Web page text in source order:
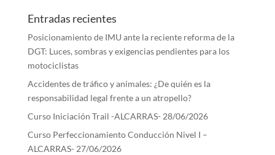
Entradas recientes
Posicionamiento de IMU ante la reciente reforma de la
DGT: Luces, sombras y exigencias pendientes para los
motociclistas
Accidentes de tráfico y animales: ¿De quién es la
responsabilidad legal frente a un atropello?
Curso Iniciación Trail -ALCARRAS- 28/06/2026
Curso Perfeccionamiento Conducción Nivel I –
ALCARRAS- 27/06/2026